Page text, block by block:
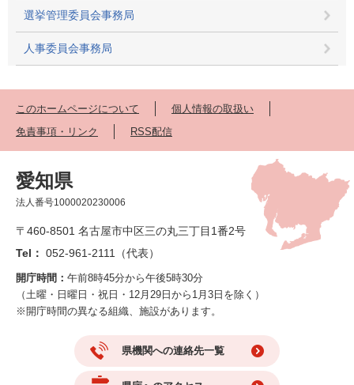
選挙管理委員会事務局
人事委員会事務局
このホームページについて
個人情報の取扱い
免責事項・リンク
RSS配信
愛知県
法人番号1000020230006
〒460-8501 名古屋市中区三の丸三丁目1番2号
Tel： 052-961-2111（代表）
開庁時間： 午前8時45分から午後5時30分
（土曜・日曜日・祝日・12月29日から1月3日を除く）
※開庁時間の異なる組織、施設があります。
県機関への連絡先一覧